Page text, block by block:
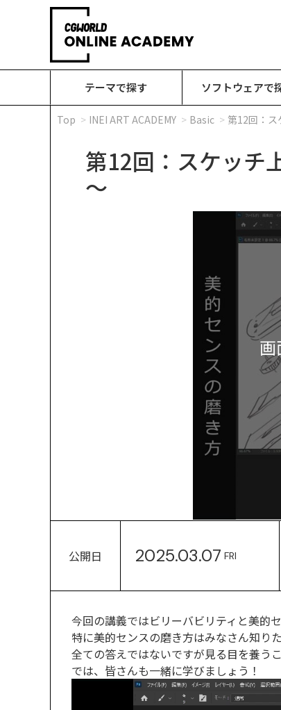
テーマで探す ソフトウェアで
Top INEI ART ACADEMY Basic 第12回：
第12回：スケッチ
～
画
公開日 2025.03.07 FRI
今回の講義ではビリーバビリティと美的
特に美的センスの磨き方はみなさん知り
全ての答えではないですが見る目を養う
では、皆さんも一緒に学びましょう！